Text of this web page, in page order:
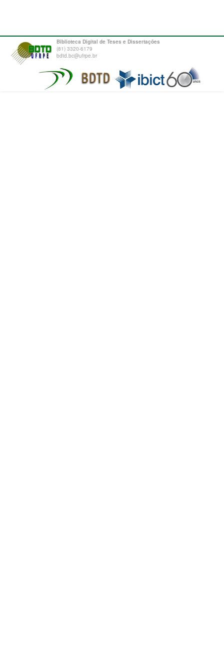
Biblioteca Digital de Teses e Dissertações
(81) 3320-6179
bdtd.bc@ufrpe.br